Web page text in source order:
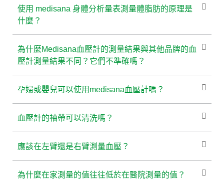
使用 medisana 身體分析量表測量體脂肪的原理是
什麼？
為什麼Medisana血壓計的測量結果與其他品牌的血
壓計測量結果不同？它們不準確嗎？
孕婦或嬰兒可以使用medisana血壓計嗎？
血壓計的袖帶可以清洗嗎？
應該在左臂還是右臂測量血壓？
為什麼在家測量的值往往低於在醫院測量的值？